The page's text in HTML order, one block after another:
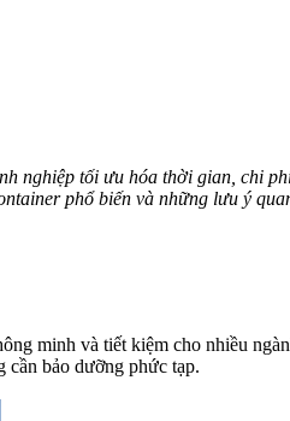
nghiệp tối ưu hóa thời gian, chi
phổ biến và những lưu ý
minh và tiết kiệm cho nhiều
cần bảo dưỡng phức tạp.